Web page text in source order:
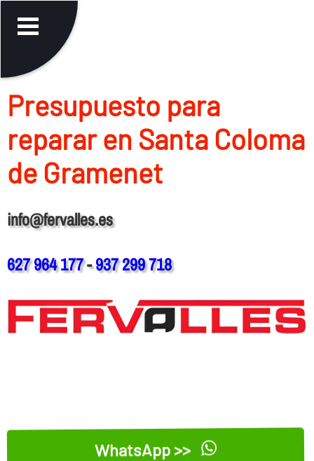
Presupuesto para
reparar en Santa Coloma
de Gramenet
info@fervalles.es
627 964 177-937 299 718
WhatsApp >>